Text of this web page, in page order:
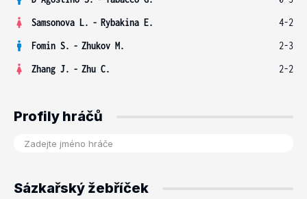
Samsonova L. - Rybakina E.
4-2
Fomin S. - Zhukov M.
2-3
Zhang J. - Zhu C. 2-2
Profily hráčů
Sázkařský žebříček